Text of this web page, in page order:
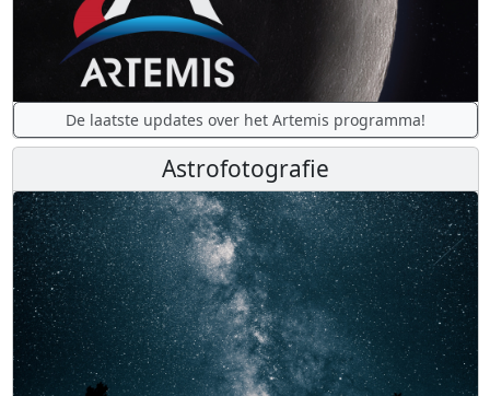
De laatste updates over het Artemis programma!
Astrofotografie